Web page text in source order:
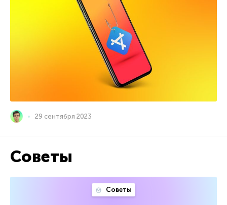
29 сентября 2023
Советы
Советы